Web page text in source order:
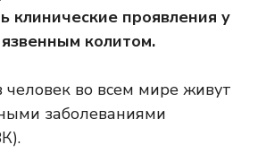
клинические проявления у
колитом.
во всем мире живут
заболеваниями